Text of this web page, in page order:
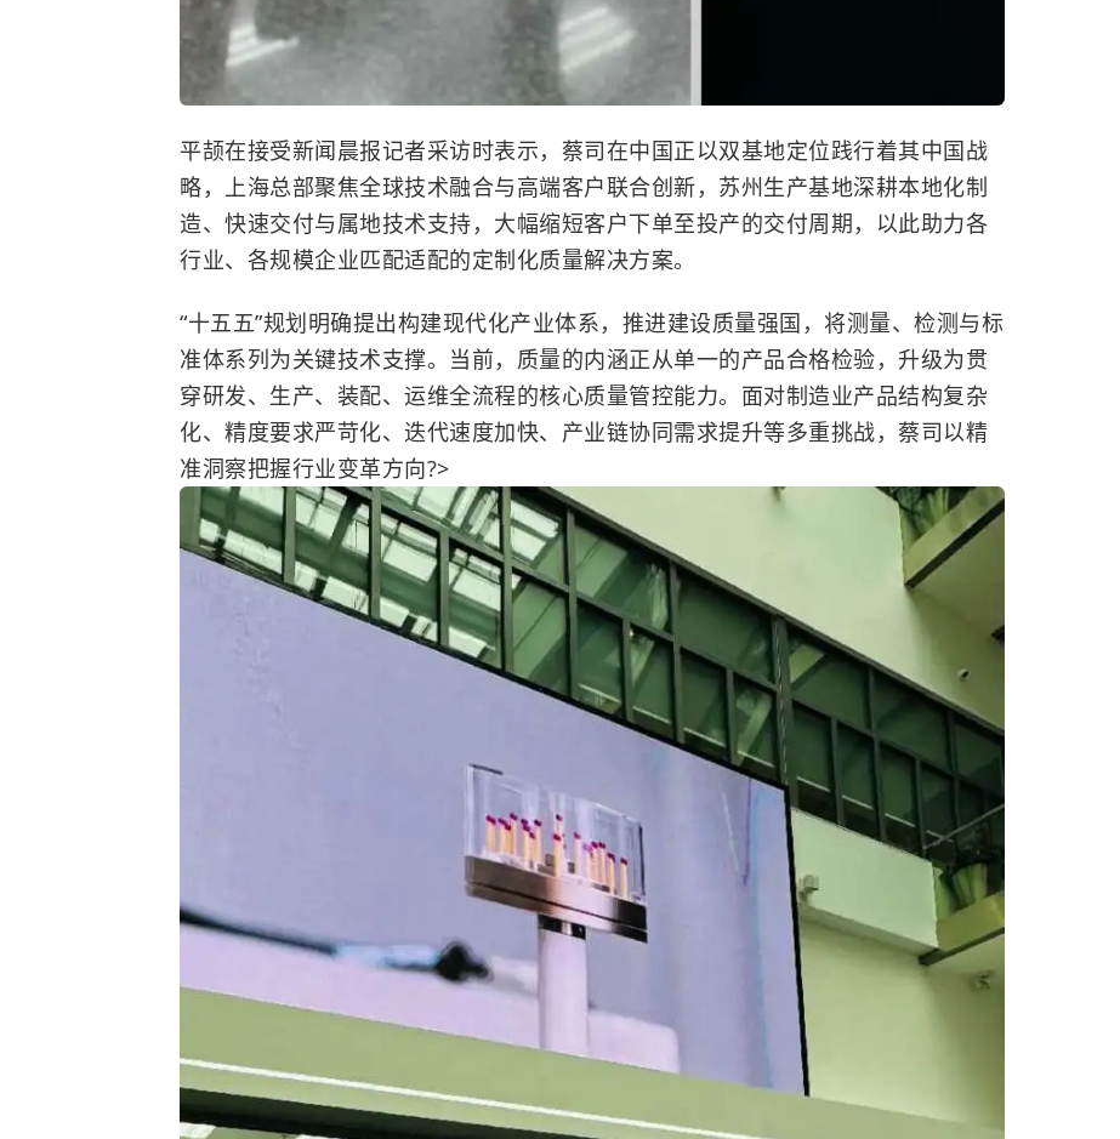
平颉在接受新闻晨报记者采访时表示，蔡司在中国正以双基地定位践行着其中国战
略，上海总部聚焦全球技术融合与高端客户联合创新，苏州生产基地深耕本地化制
造、快速交付与属地技术支持，大幅缩短客户下单至投产的交付周期，以此助力各
行业、 各规模企业匹配适配的定制化质量解决方案。
“十五五”规划明确提出构建现代化产业体系，推进建设质量强国，将测量、检测与标
准体系列为关键技术支撑。当前，质量的内涵正从单一的产品合格检验，升级为贯
穿研发、生产、装配、运维全流程的核心质量管控能力。面对制造业产品结构复杂
化、精度要求严苛化、迭代速度加快、产业链协同需求提升等多重挑战，蔡司以精
准洞察把握行业变革方向?>